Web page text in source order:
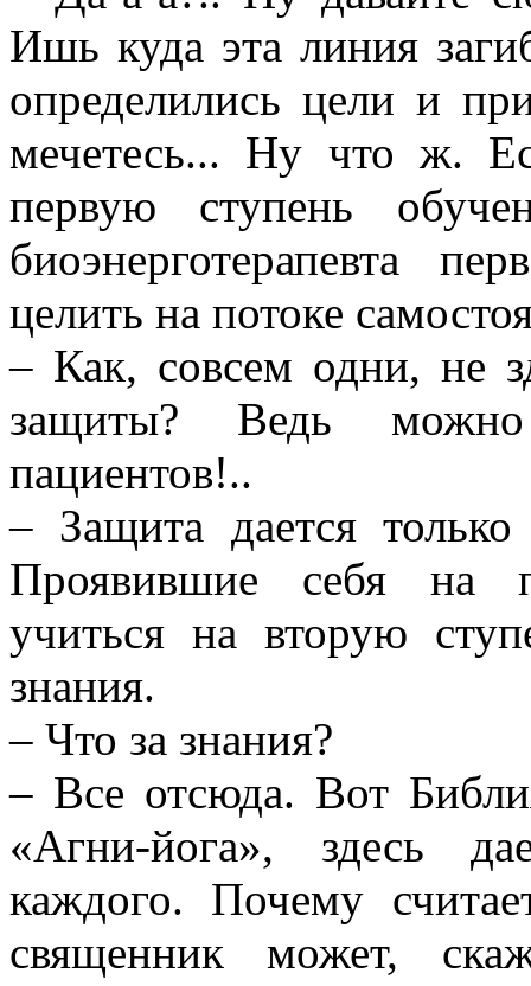
Ишь куда эта линия
определились цели и
мечетесь... Ну что ж.
первую ступень
биоэнерготерапевта
целить на потоке
– Как, совсем одни, не
защиты? Ведь можно
пациентов!..
– Защита дается
Проявившие себя на
учиться на вторую
знания.
– Что за знания?
– Все отсюда. Вот
«Агни-йога», здесь
каждого. Почему
священник может,